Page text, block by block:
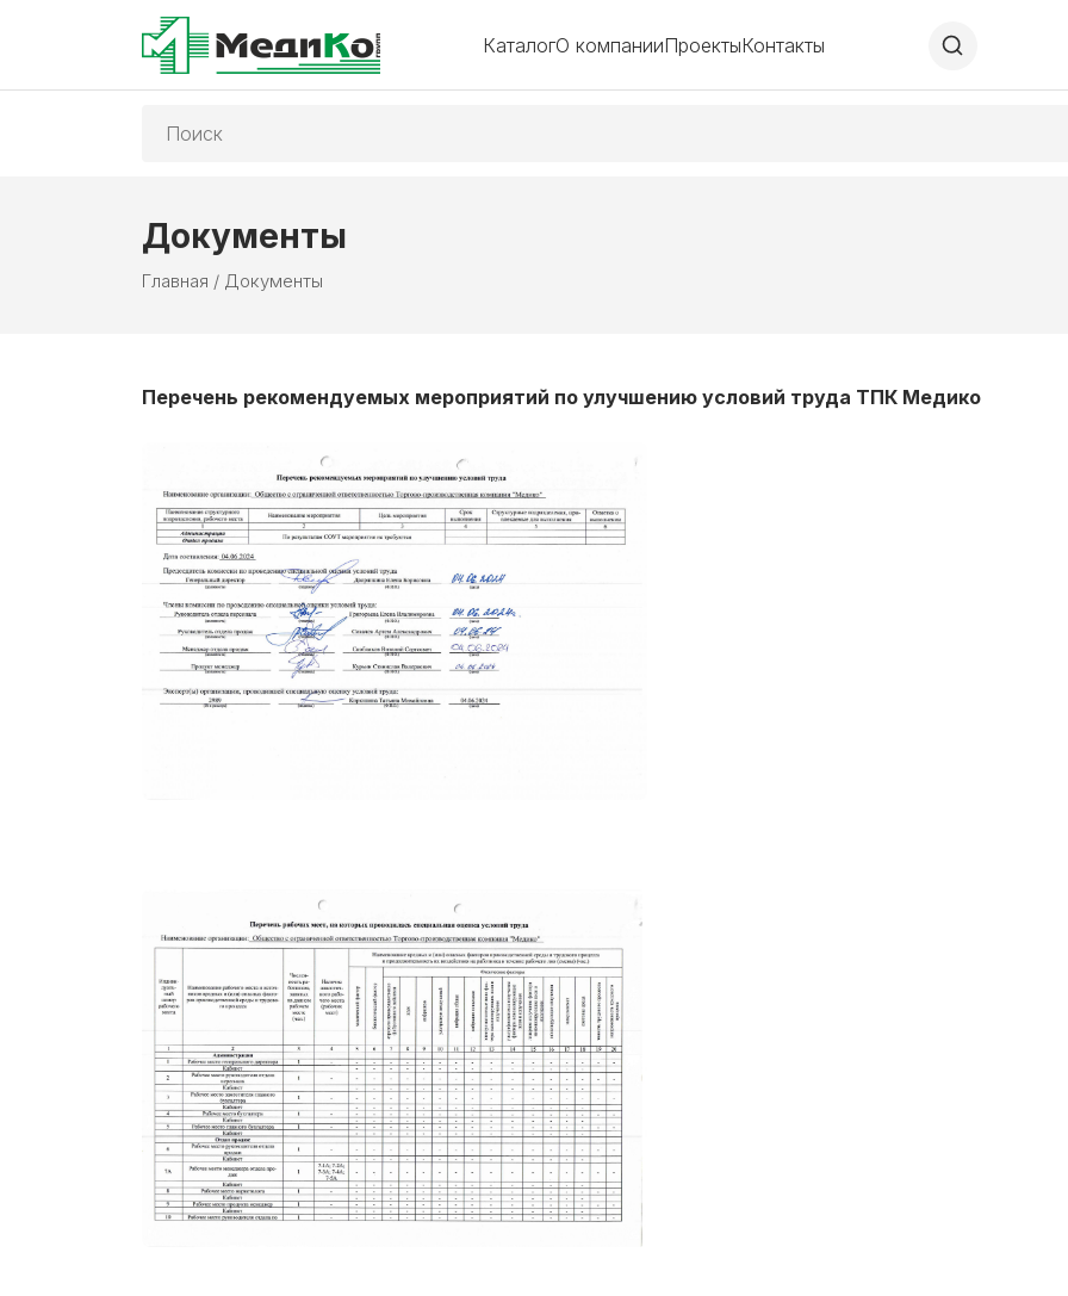
КаталогО компанииПроектыКонтакты
Документы
Главная / Документы
Перечень рекомендуемых мероприятий по улучшению условий труда ТПК Медико